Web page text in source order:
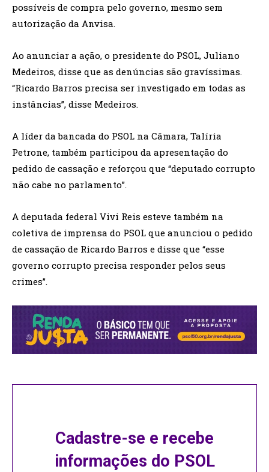
possíveis de compra pelo governo, mesmo sem
autorização da Anvisa.
Ao anunciar a ação, o presidente do PSOL, Juliano
Medeiros, disse que as denúncias são gravíssimas.
“Ricardo Barros precisa ser investigado em todas as
instâncias”, disse Medeiros.
A líder da bancada do PSOL na Câmara, Talíria
Petrone, também participou da apresentação do
pedido de cassação e reforçou que “deputado corrupto
não cabe no parlamento”.
A deputada federal Vivi Reis esteve também na
coletiva de imprensa do PSOL que anunciou o pedido
de cassação de Ricardo Barros e disse que “esse
governo corrupto precisa responder pelos seus
crimes”.
Cadastre-se e recebe
informações do PSOL